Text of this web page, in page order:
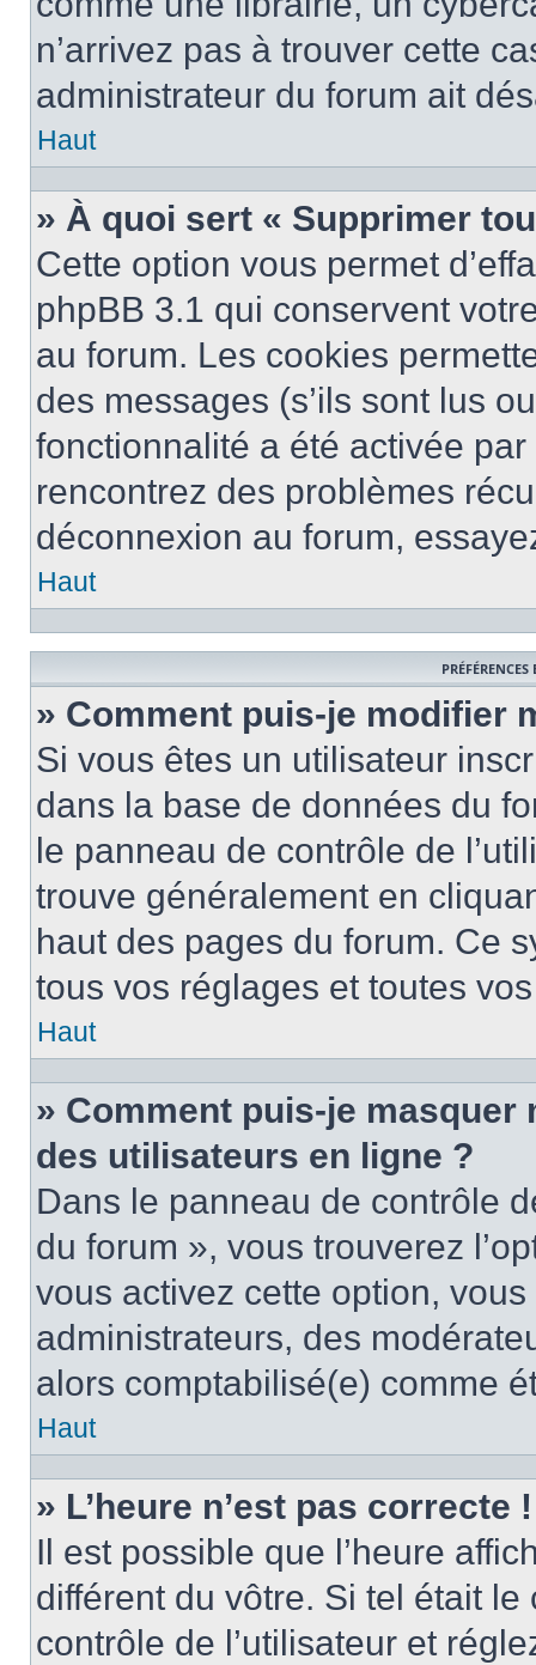
n’arrivez pas à trouver cette
administrateur du forum ait
Haut
» À quoi sert « Supprimer
Cette option vous permet
phpBB 3.1 qui conservent
au forum. Les cookies
des messages (s’ils sont lus
fonctionnalité a été activée
rencontrez des problèmes
déconnexion au forum,
Haut
» Comment puis-je modifier
Si vous êtes un utilisateur
dans la base de données du
le panneau de contrôle de
trouve généralement en
haut des pages du forum. Ce
tous vos réglages et toutes
Haut
» Comment puis-je masquer
des utilisateurs en ligne ?
Dans le panneau de contrôle
du forum », vous trouverez
vous activez cette option,
administrateurs, des
alors comptabilisé(e) comme
Haut
» L’heure n’est pas correcte !
Il est possible que l’heure
différent du vôtre. Si tel était
contrôle de l’utilisateur et